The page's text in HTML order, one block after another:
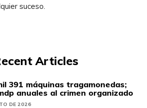
suceso.
Articles
391 máquinas tragamonedas;
anuales al crimen organizado
DE 2026